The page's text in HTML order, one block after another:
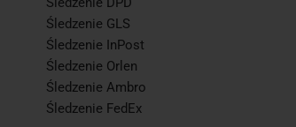
Śledzenie GLS
Śledzenie InPost
Śledzenie Orlen
Śledzenie Ambro
Śledzenie FedEx